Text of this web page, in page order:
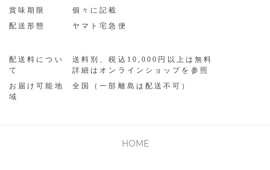
賞味期限
個々に記載
配送形態
ヤマト宅急便
配送料につい
て
送料別、税込10,000円以上は無料
詳細はオンラインショップを参照
お届け可能地
域
全国（一部離島は配送不可）
HOME